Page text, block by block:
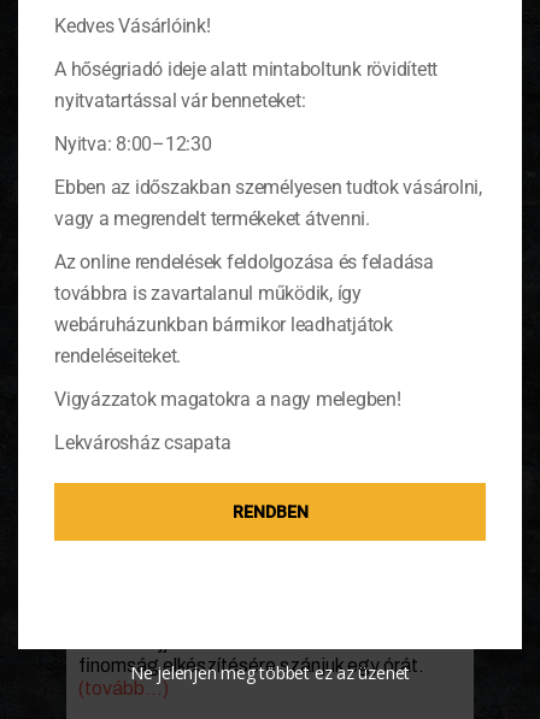
szorgos kezek munkája során finomságok
ezért is veszek részt ezen a csodálatos
helyszínen a levendulás lekvárfőző napon.
Fahéjas szilvadzsem
finomság elkészítésére szánjuk egy órát.
(tovább…)
Kedves Vásárlóink!
A hőségriadó ideje alatt mintaboltunk rövidített
nyitvatartással vár benneteket:
Nyitva: 8:00–12:30
Ebben az időszakban személyesen tudtok vásárolni,
vagy a megrendelt termékeket átvenni.
Az online rendelések feldolgozása és feladása
továbbra is zavartalanul működik, így
webáruházunkban bármikor leadhatjátok
rendeléseiteket.
Vigyázzatok magatokra a nagy melegben!
Lekvárosház csapata
RENDBEN
Ne jelenjen meg többet ez az üzenet